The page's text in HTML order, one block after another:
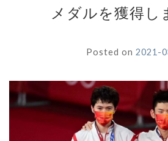
メダルを獲得し
Posted on 2021-